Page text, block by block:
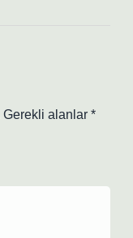
Gerekli alanlar *